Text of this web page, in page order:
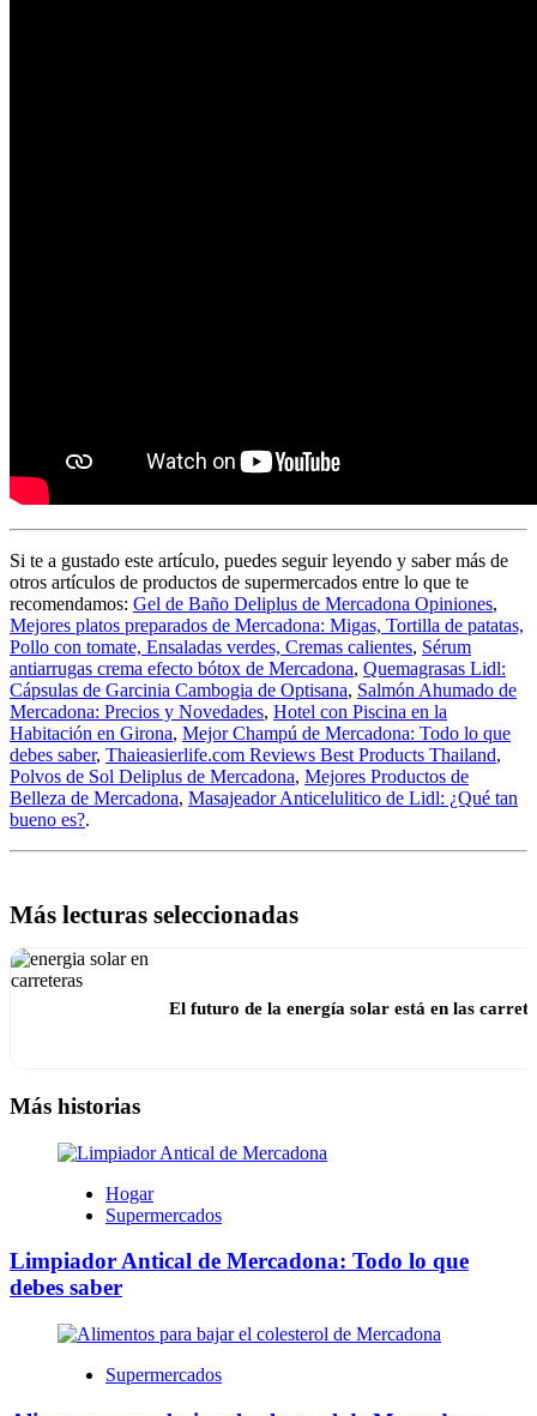
Si te a gustado este artículo, puedes seguir leyendo y saber más de
otros artículos de productos de supermercados entre lo que te
recomendamos: Gel de Baño Deliplus de Mercadona Opiniones,
Mejores platos preparados de Mercadona: Migas, Tortilla de patatas,
Pollo con tomate, Ensaladas verdes, Cremas calientes, Sérum
antiarrugas crema efecto bótox de Mercadona, Quemagrasas Lidl:
Cápsulas de Garcinia Cambogia de Optisana, Salmón Ahumado de
Mercadona: Precios y Novedades, Hotel con Piscina en la
Habitación en Girona, Mejor Champú de Mercadona: Todo lo que
debes saber, Thaieasierlife.com Reviews Best Products Thailand,
Polvos de Sol Deliplus de Mercadona, Mejores Productos de
Belleza de Mercadona, Masajeador Anticelulitico de Lidl: ¿Qué tan
bueno es?.
Más lecturas seleccionadas
El futuro de la energía solar está en las
Más historias
Hogar
Supermercados
Limpiador Antical de Mercadona: Todo lo que
debes saber
Supermercados